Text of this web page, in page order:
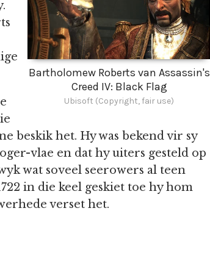
Bartholomew Roberts van Assassin's
Creed IV: Black Flag
Ubisoft (Copyright, fair use)
beskik het. Hy was bekend vir sy
vlae en dat hy uiters gesteld op
wat soveel seerowers al teen
in die keel geskiet toe hy hom
verset het.